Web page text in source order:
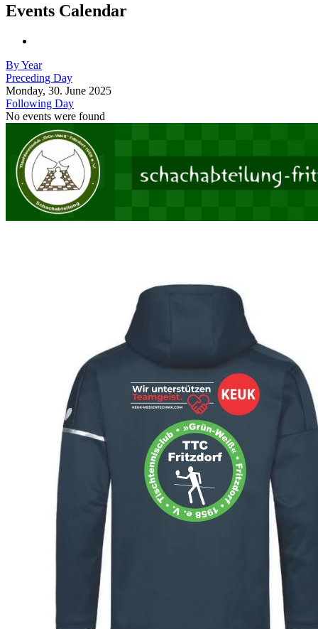
Events Calendar
By Year
Preceding Day
Monday, 30. June 2025
Following Day
No events were found